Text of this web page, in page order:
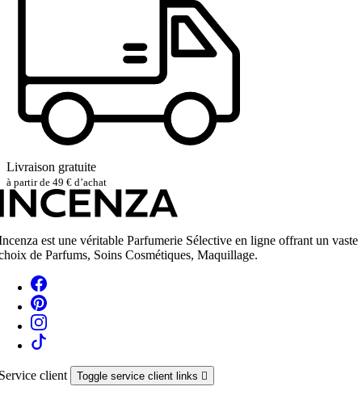
Livraison gratuite
à partir de 49 € d’achat
est une véritable Parfumerie Sélective en ligne offrant un vaste
de Parfums, Soins Cosmétiques, Maquillage.
client Toggle service client links 